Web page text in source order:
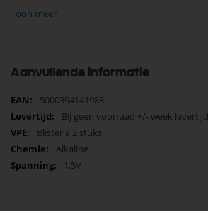
Diameter:
apparaten de energieboost die ze verdienen.
voor zekerheid en bestel vandaag nog!
Toon meer
Aanvullende informatie
Meer
informatie
5000394141988
Bij geen voorraad +/- week levertijd
Blister a 2 stuks
Alkaline
1,5V